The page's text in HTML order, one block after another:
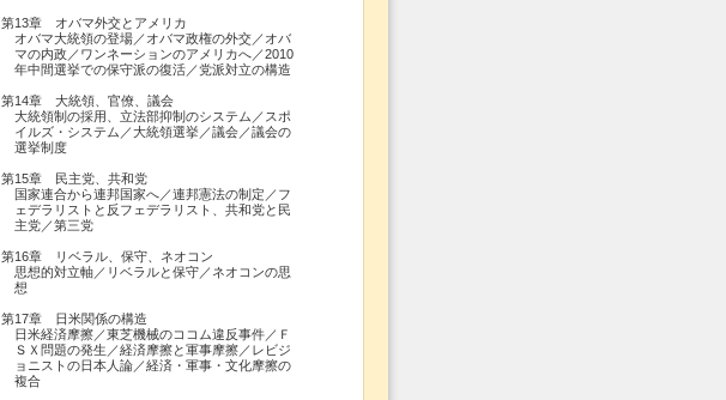
第13章 オバマ外交とアメリカ
オバマ大統領の登場／オバマ政権の外交／オバ
マの内政／ワンネーションのアメリカへ／2010
年中間選挙での保守派の復活／党派対立の構造
第14章 大統領、官僚、議会
大統領制の採用、立法部抑制のシステム／スポ
イルズ・システム／大統領選挙／議会／議会の
選挙制度
第15章 民主党、共和党
国家連合から連邦国家へ／連邦憲法の制定／フ
ェデラリストと反フェデラリスト、共和党と民
主党／第三党
第16章 リベラル、保守、ネオコン
思想的対立軸／リベラルと保守／ネオコンの思
想
第17章 日米関係の構造
日米経済摩擦／東芝機械のココム違反事件／Ｆ
ＳＸ問題の発生／経済摩擦と軍事摩擦／レビジ
ョニストの日本人論／経済・軍事・文化摩擦の
複合